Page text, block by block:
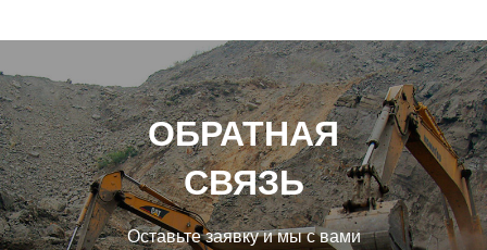
ОБРАТНАЯ
СВЯЗЬ
Оставьте заявку и мы с вами